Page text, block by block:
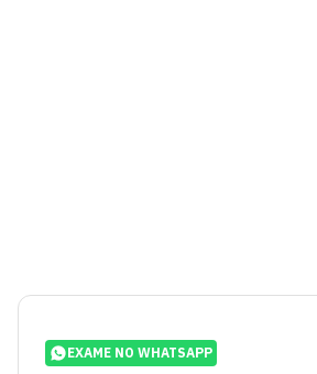
EXAME NO WHATSAPP